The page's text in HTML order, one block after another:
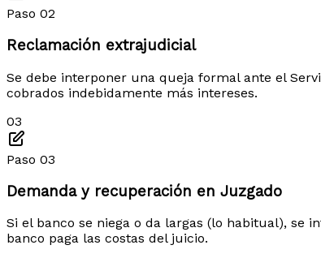
Paso 02
Reclamación extrajudicial
Se debe interponer una queja formal ante el
cobrados indebidamente más intereses.
03
Paso 03
Demanda y recuperación en Juzgado
Si el banco se niega o da largas (lo habitual), se
banco paga las costas del juicio.